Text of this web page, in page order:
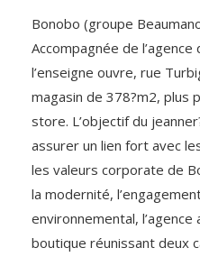
Bonobo (groupe
Accompagnée de
l’enseigne ouvre, rue
magasin de 378?m2, plus
store. L’objectif du
assurer un lien fort avec
les valeurs corporate de
la modernité,
environnemental, l’agence
boutique réunissant deux